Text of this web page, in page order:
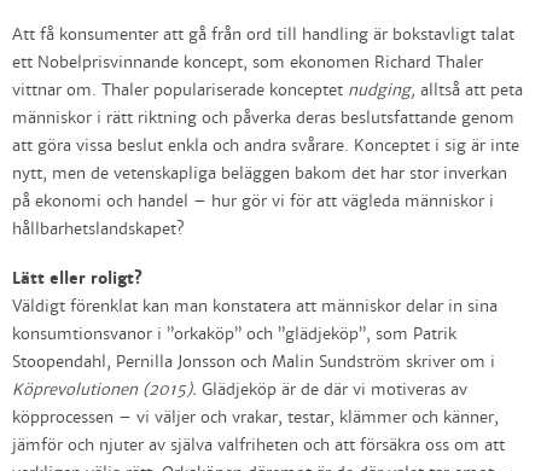
Att få konsumenter att gå från ord till handling är bokstavligt talat
ett Nobelprisvinnande koncept, som ekonomen Richard Thaler
vittnar om. Thaler populariserade konceptet nudging, alltså att peta
människor i rätt riktning och påverka deras beslutsfattande genom
att göra vissa beslut enkla och andra svårare. Konceptet i sig är inte
nytt, men de vetenskapliga beläggen bakom det har stor inverkan
på ekonomi och handel – hur gör vi för att vägleda människor i
hållbarhetslandskapet?
Lätt eller roligt?
Väldigt förenklat kan man konstatera att människor delar in sina
konsumtionsvanor i ”orkaköp” och ”glädjeköp”, som Patrik
Stoopendahl, Pernilla Jonsson och Malin Sundström skriver om i
Köprevolutionen (2015). Glädjeköp är de där vi motiveras av
köpprocessen – vi väljer och vrakar, testar, klämmer och känner,
jämför och njuter av själva valfriheten och att försäkra oss om att